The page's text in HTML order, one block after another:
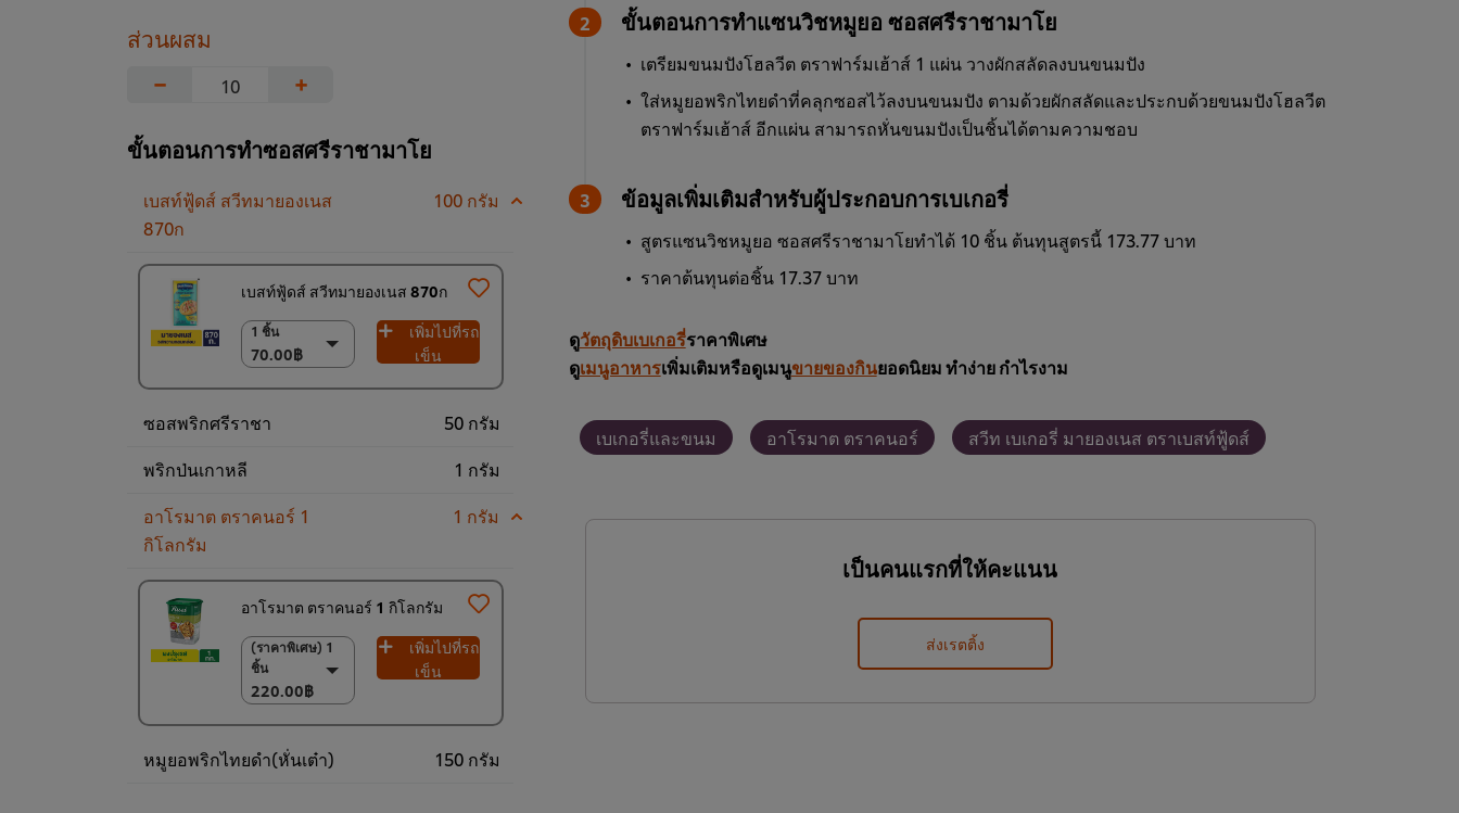
ส่วนผสม
−
+
ขั้นตอนการทำซอสศรีราชามาโย
เบสท์ฟู้ดส์ สวีทมายองเนส
870ก
100 กรัม
เบสท์ฟู้ดส์ สวีทมายองเนส 870ก
1 ชิ้น
70.00฿
1 ชิ้น
70.00฿
820.00฿
เพิ่มไปที่รถ
เข็น
ซอสพริกศรีราชา
50 กรัม
พริกป่นเกาหลี
1 กรัม
อาโรมาต ตราคนอร์ 1
กิโลกรัม
1 กรัม
อาโรมาต ตราคนอร์ 1 กิโลกรัม
(ราคาพิเศษ) 1
ชิ้น
220.00฿
(ราคาพิเศษ) 1 ชิ้น
220.00฿
(ราคาพิเศษ) แพ็ค
เพิ่มไปที่รถ
เข็น
หมูยอพริกไทยดำ(หั่นเต๋า) 150 กรัม
ขั้นตอนการทำแซนวิชหมูยอ ซอสศรีราชามาโย
เตรียมขนมปังโฮลวีต ตราฟาร์มเฮ้าส์ 1 แผ่น วางผักสลัดลงบนขนมปัง
ใส่หมูยอพริกไทยดำที่คลุกซอสไว้ลงบนขนมปัง ตามด้วยผักสลัดและประกบด้วยขนมปังโฮลวีต
ตราฟาร์มเฮ้าส์ อีกแผ่น สามารถหั่นขนมปังเป็นชิ้นได้ตามความชอบ
ข้อมูลเพิ่มเติมสำหรับผู้ประกอบการเบเกอรี่
สูตรแซนวิชหมูยอ ซอสศรีราชามาโยทำได้ 10 ชิ้น ต้นทุนสูตรนี้ 173.77 บาท
ราคาต้นทุนต่อชิ้น 17.37 บาท
ดูวัตถุดิบเบเกอรี่ราคาพิเศษ
ดูเมนูอาหารเพิ่มเติมหรือดูเมนูขายของกินยอดนิยม ทำง่าย กำไรงาม
เบเกอรี่และขนม อาโรมาต ตราคนอร์ สวีท เบเกอรี่ มายองเนส ตราเบสท์ฟู้ดส์
เป็นคนแรกที่ให้คะแนน
ส่งเรตติ้ง